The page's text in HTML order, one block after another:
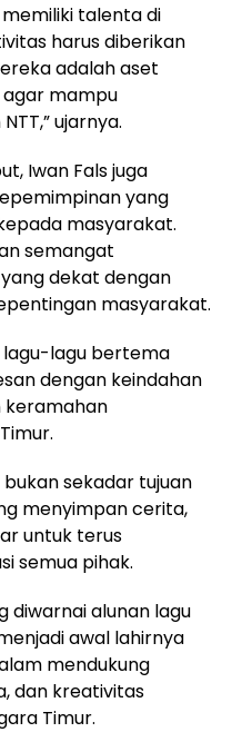
talenta di
harus diberikan
adalah aset
agar mampu
ujarnya.
Iwan Fals juga
yang
masyarakat.
semangat
dekat dengan
masyarakat.
lagu-lagu bertema
dengan keindahan
keramahan
bukan sekadar tujuan
menyimpan cerita,
untuk terus
semua pihak.
diwarnai alunan lagu
awal lahirnya
mendukung
dan kreativitas
Timur.